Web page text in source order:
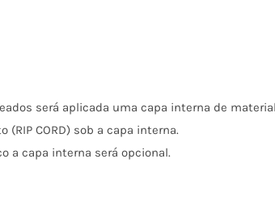
será aplicada uma capa interna de
(RIP CORD) sob a capa interna.
a capa interna será opcional.